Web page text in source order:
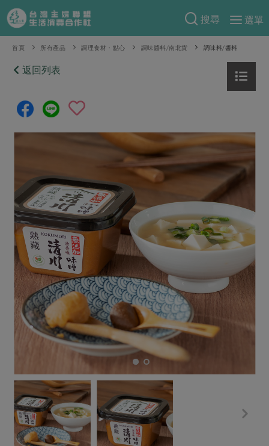
搜尋
選單
產品分類
當季蔬果
芽苗類
辛香料類
蛋 乳製品
豆製品 米麵雜糧
肉品・水產
畜產肉類 水產
水畜加工品
調理食材・點心
調味醬料/南北貨 烘焙
休閒零嘴 沖泡飲品
保健食品
居家好物
食譜料理
食材
海鮮
常備菜
蔬食
蛋料理
料理方式
烘焙．點心
漬物
涼拌沙拉
飲品
特別企畫
預購活動
防災用品預購圓滿結束
2026年端午節預購圓滿結束
更多預購活動
當季產品
合作25-經典快閃最後一週
合作25-精選產品第四彈
合作25-精選產品第三彈
議題活動
主婦聯盟X樂齡網特約優惠案
30%rPET紅烏龍茶
綠主張
主婦食堂
社內大小事 合作聯合國
產品故事 生活提案
樂齡生活 親子食育
廚房瑜伽
關注議題
減硝酸鹽 惜食
支持本土農糧
廢核運動 能源議題
減添加物 減塑減廢
公益金 食農教育
更多議題
認識合作社
關於我們
合作社組織
員工與求才
產品檢驗
自主把關
社員權益
合作社法規
重要公告
首頁 所有產品 調理食材・點心 調味醬料/南北貨 調味料/醬料
返回列表